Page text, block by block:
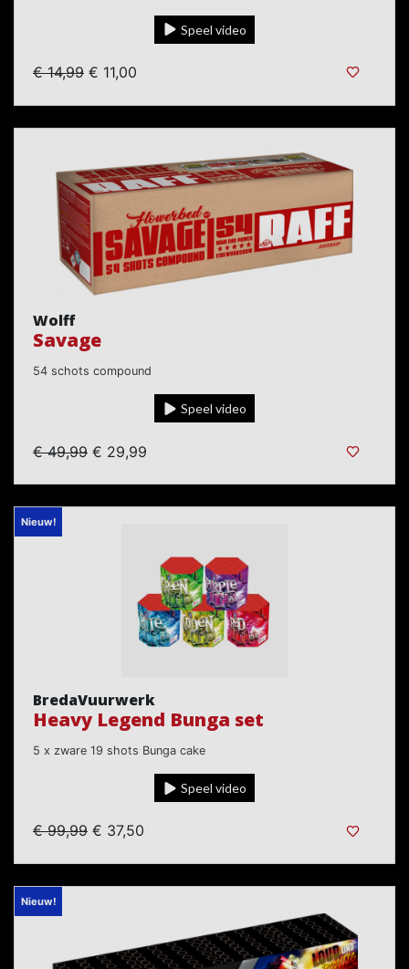
Speel video
€ 14,99 € 11,00
Wolff
Savage
54 schots compound
Speel video
€ 49,99 € 29,99
Nieuw!
BredaVuurwerk
Heavy Legend Bunga set
5 x zware 19 shots Bunga cake
Speel video
€ 99,99 € 37,50
Nieuw!